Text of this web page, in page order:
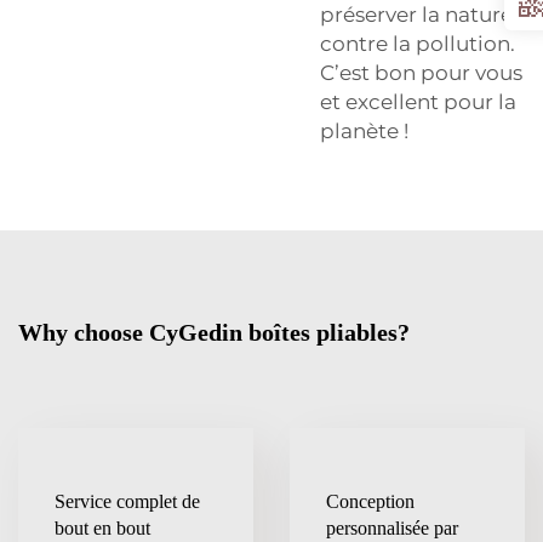
préserver la nature
contre la pollution.
C’est bon pour vous
et excellent pour la
planète !
Why choose CyGedin boîtes pliables?
Service complet de
bout en bout
Conception
personnalisée par